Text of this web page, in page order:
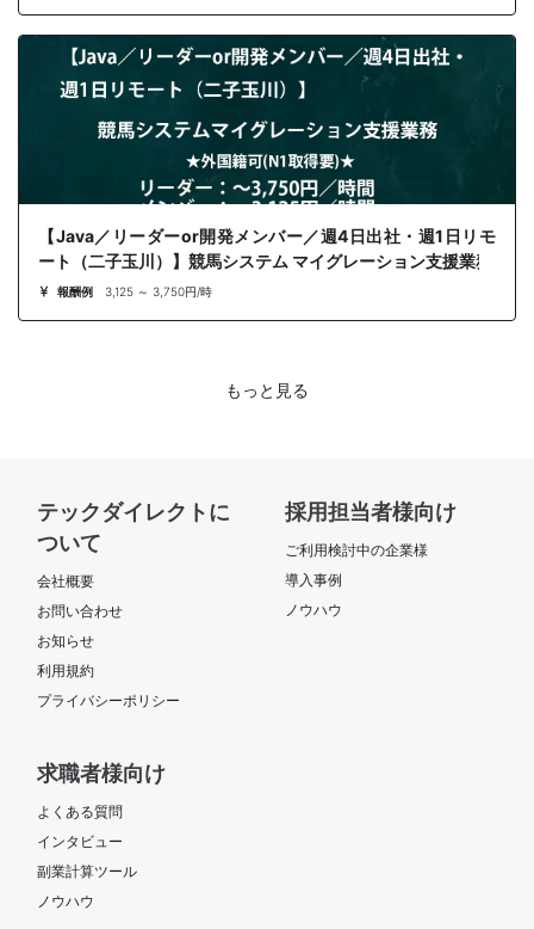
【Java／リーダーor開発メンバー／週4日出社・週1日リモ
ート（二子玉川）】競馬システム マイグレーション支援業務
報酬例 3,125 ～ 3,750円/時
もっと見る
テックダイレクトに
ついて
会社概要
お問い合わせ
お知らせ
利用規約
プライバシーポリシー
採用担当者様向け
ご利用検討中の企業様
導入事例
ノウハウ
求職者様向け
よくある質問
インタビュー
副業計算ツール
ノウハウ